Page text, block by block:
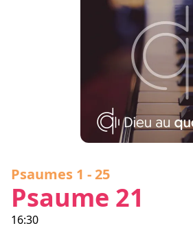
Psaumes 1 - 25
Psaume 21
16:30